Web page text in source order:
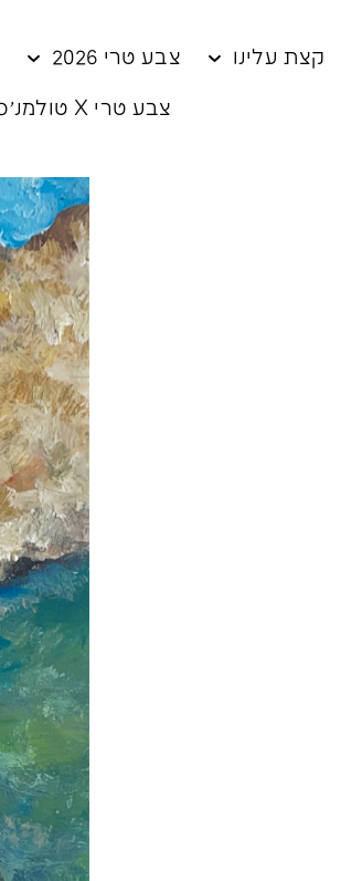
קצת עלינו צבע טרי 2026
צבע טרי X טולמנ׳ס